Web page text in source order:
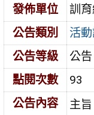
發佈單位
訓育
公告類別
活
公告等級
公告
點閱次數
93
公告內容
主